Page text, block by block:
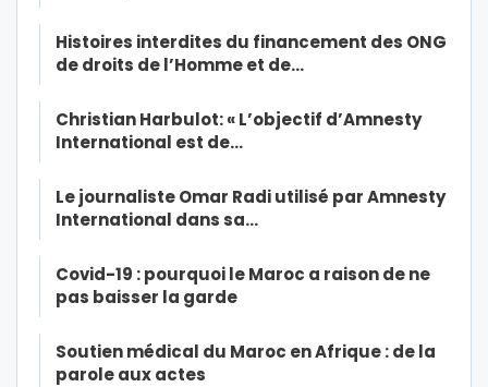
Histoires interdites du financement des ONG
de droits de l’Homme et de…
Christian Harbulot: « L’objectif d’Amnesty
International est de…
Le journaliste Omar Radi utilisé par Amnesty
International dans sa…
Covid-19 : pourquoi le Maroc a raison de ne
pas baisser la garde
Soutien médical du Maroc en Afrique : de la
parole aux actes